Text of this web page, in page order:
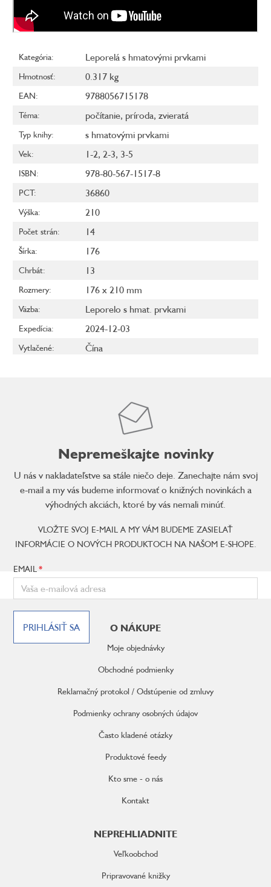
Kategória: Leporelá s hmatovými prvkami
Hmotnosť: 0.317 kg
EAN: 9788056715178
Téma: počítanie, príroda, zvieratá
Typ knihy: s hmatovými prvkami
Vek: 1-2, 2-3, 3-5
ISBN: 978-80-567-1517-8
PCT: 36860
Výška: 210
Počet strán: 14
Šírka: 176
Chrbát: 13
Rozmery: 176 x 210 mm
Väzba: Leporelo s hmat. prvkami
Expedícia: 2024-12-03
Vytlačené: Čína
Nepremeškajte novinky
U nás v nakladateľstve sa stále niečo deje. Zanechajte nám svoj
e-mail a my vás budeme informovať o knižných novinkách a
výhodných akciách, ktoré by vás nemali minúť.
VLOŽTE SVOJ E-MAIL A MY VÁM BUDEME ZASIELAŤ
INFORMÁCIE O NOVÝCH PRODUKTOCH NA NAŠOM E-SHOPE.
EMAIL
PRIHLÁSIŤ SA O NÁKUPE
Moje objednávky
Obchodné podmienky
Reklamačný protokol / Odstúpenie od zmluvy
Podmienky ochrany osobných údajov
Často kladené otázky
Produktové feedy
Kto sme - o nás
Kontakt
NEPREHLIADNITE
Veľkoobchod
Pripravované knižky